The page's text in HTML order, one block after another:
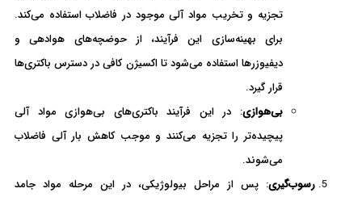
تجزیه و تخریب مواد آلی موجود در فاضلاب استفاده می‌کند.
برای بهینه‌سازی این فرآیند، از حوضچه‌های هوادهی و
دیفیوزرها استفاده می‌شود تا اکسیژن کافی در دسترس باکتری‌ها
قرار گیرد.
بی‌هوازی: در این فرآیند باکتری‌های بی‌هوازی مواد آلی
پیچیده‌تر را تجزیه می‌کنند و موجب کاهش بار آلی فاضلاب
می‌شوند.
رسوب‌گیری: پس از مراحل بیولوژیکی، در این مرحله مواد جامد